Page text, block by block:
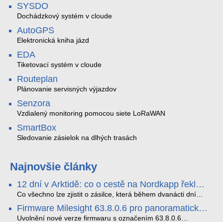
SYSDO
Dochádzkový systém v cloude
AutoGPS
Elektronická kniha jázd
EDA
Tiketovací systém v cloude
Routeplan
Plánovanie servisných výjazdov
Senzora
Vzdialený monitoring pomocou siete LoRaWAN
SmartBox
Sledovanie zásielok na dlhých trasách
Najnovšie články
12 dní v Arktidě: co o cestě na Nordkapp řekla
data ze SMARTBOX 2 MAX
Co všechno lze zjistit o zásilce, která během dvanácti dní
Tromsø přes Lofoty, Kirunu a finské Laponsko až na
Nordkapp. Bez jediného dobití, v mrazu až −13 °C a mimo
Firmware Milesight 63.8.0.6 pro panoramatické
kamery a modely řady Q1
Uvolnění nové verze firmwaru s označením 63.8.0.6